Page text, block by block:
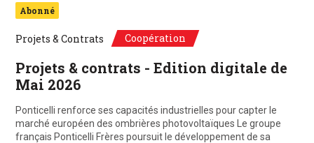
Abonné
Projets & Contrats Coopération
Projets & contrats - Edition digitale de
Mai 2026
Ponticelli renforce ses capacités industrielles pour capter le
marché européen des ombrières photovoltaïques Le groupe
français Ponticelli Frères poursuit le développement de sa